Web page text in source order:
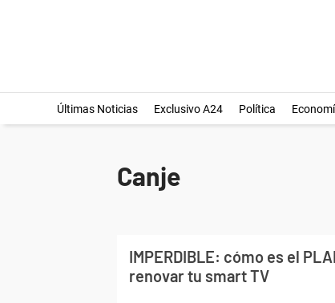
Últimas Noticias Exclusivo A24 Política
Canje
IMPERDIBLE: cómo es el
renovar tu smart TV